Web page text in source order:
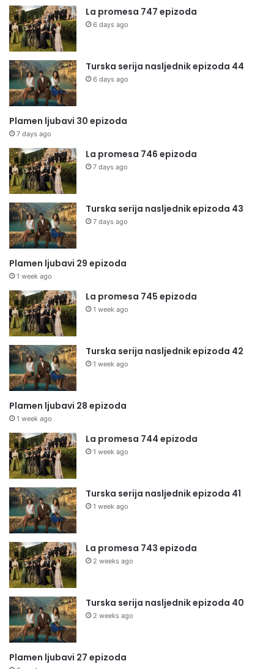
La promesa 747 epizoda
6 days ago
Turska serija nasljednik epizoda 44
6 days ago
Plamen ljubavi 30 epizoda
7 days ago
La promesa 746 epizoda
7 days ago
Turska serija nasljednik epizoda 43
7 days ago
Plamen ljubavi 29 epizoda
1 week ago
La promesa 745 epizoda
1 week ago
Turska serija nasljednik epizoda 42
1 week ago
Plamen ljubavi 28 epizoda
1 week ago
La promesa 744 epizoda
1 week ago
Turska serija nasljednik epizoda 41
1 week ago
La promesa 743 epizoda
2 weeks ago
Turska serija nasljednik epizoda 40
2 weeks ago
Plamen ljubavi 27 epizoda